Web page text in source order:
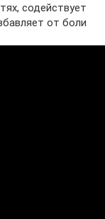
содействует
от боли